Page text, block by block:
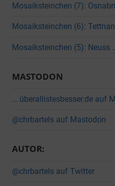
Mosaiksteinchen (7):
Mosaiksteinchen (6):
Mosaiksteinchen (5): Neuss
MASTODON
… überallistesbesser.de auf
@chrbartels auf Mastodon
AUTOR:
@chrbartels auf Twitter